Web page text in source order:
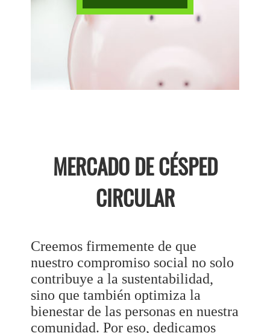
MERCADO DE CÉSPED
CIRCULAR
Creemos firmemente de que
nuestro compromiso social no solo
contribuye a la sustentabilidad,
sino que también optimiza la
bienestar de las personas en nuestra
comunidad. Por eso, dedicamos